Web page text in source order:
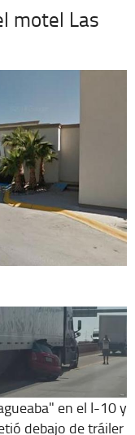
motel Las
en el I-10 y
debajo de tráiler